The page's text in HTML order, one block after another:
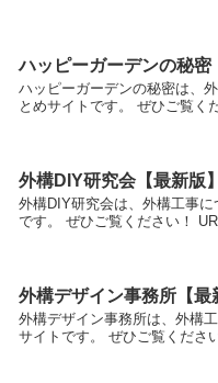
ハッピーガーデンの秘密
ハッピーガーデンの秘密は、
とめサイトです。 ぜひご覧く
外構DIY研究会【最新版】
外構DIY研究会は、外構工事
です。 ぜひご覧ください！
外構デザイン事務所【最
外構デザイン事務所は、外構
サイトです。 ぜひご覧くださ